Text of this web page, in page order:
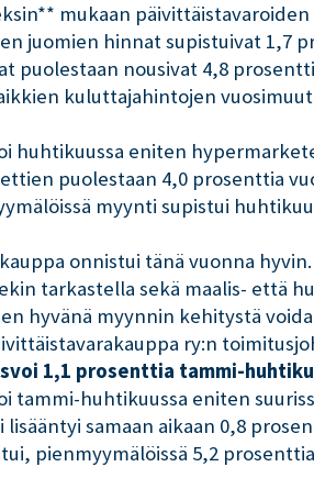
mukaan
juomien hinnat supistuivat 1,7
puolestaan nousivat 4,8
kuluttajahintojen
huhtikuussa eniten
puolestaan 4,0 prosenttia
myynti supistui
onnistui tänä vuonna
tarkastella sekä maalis-
hyvänä myynnin kehitystä
ry:n
1,1 prosenttia tammi-
tammi-huhtikuussa eniten
samaan aikaan 0,8
pienmyymälöissä 5,2